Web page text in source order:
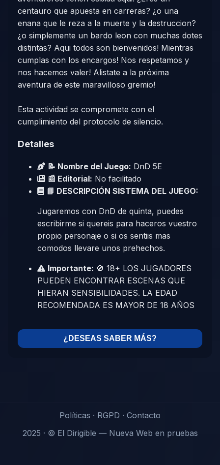
centauro que apuesta en carreras? ¿o una
enana que le reza a la muerte y la destruccion?
¿o simplemente un bardo leon con muchas dotes
distintas? Aqui todos son bienvenidos! Mientras
cumplas con los encargos! Nos respetamos y
nos hacemos valer! Alistate a la próxima
aventura de este maravilloso gremio!
Esta actividad se compromete con el
cumplimiento del protocolo de silencio.
Detalles
📝 Nombre del Juego: DnD 5E
📰 Editorial: No facilitado
📘 DESCRIPCIÓN SISTEMA DEL JUEGO:
Jugaremos con DnD de quinta, puedes
escribirme si quereis para haceros vuestro
propio personaje o si os sentiis mas
comodos llevare unos prehechos.
Importante: 🚫 18+ LOS JUGADORES
PUEDEN ENCONTRAR ESCENAS QUE
HIERAN SENSIBILIDADES. LA EDAD
RECOMENDADA ES MAYOR DE 18 AÑOS
¿DESEAS SABER MÁS?
Políticas · RGPD · Contacto
2025 · © El Dirigible — Nueva Web en pruebas